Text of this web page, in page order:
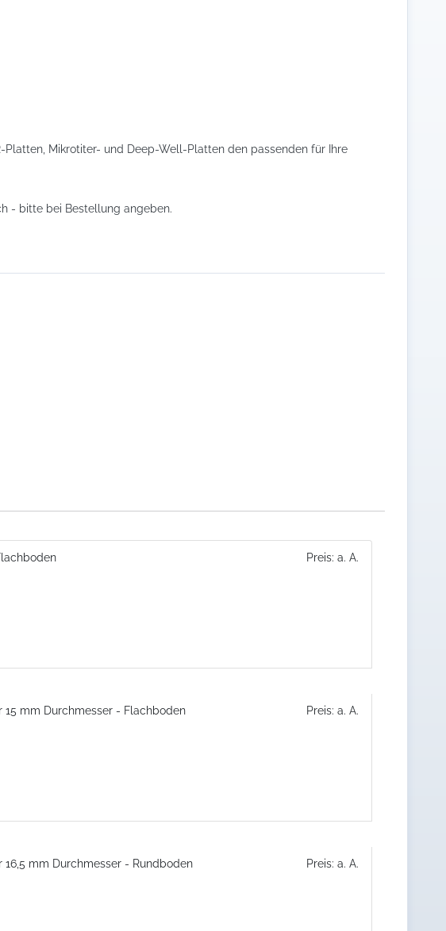
Mikrotiter- und Deep-Well-Platten den passenden für Ihre
- bitte bei Bestellung angeben.
Preis: a. A.
15 mm Durchmesser - Flachboden
Preis: a. A.
mm Durchmesser - Rundboden
Preis: a. A.